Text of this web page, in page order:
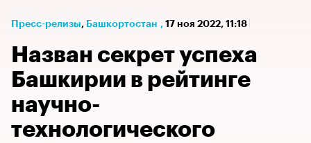
Пресс-релизы⁠, Башкортостан , 17 ноя 2022, 11:18
Назван секрет успеха
Башкирии в рейтинге
научно-
технологического